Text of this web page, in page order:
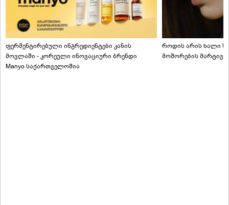
ფერმენტირებული ინგრედიენტები კანის
მოვლაში - კორეული ინოვაციური ბრენდი
Manyo საქართველოშია
როდის არის ხალი
მოშორების